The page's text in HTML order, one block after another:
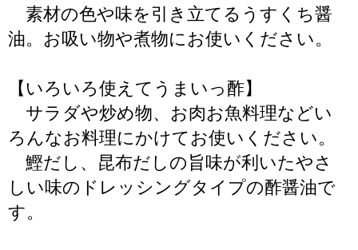
素材の色や味を引き立てるうすくち醤
油。お吸い物や煮物にお使いください。
【いろいろ使えてうまいっ酢】
サラダや炒め物、お肉お魚料理などい
ろんなお料理にかけてお使いください。
鰹だし、昆布だしの旨味が利いたやさ
しい味のドレッシングタイプの酢醤油で
す。